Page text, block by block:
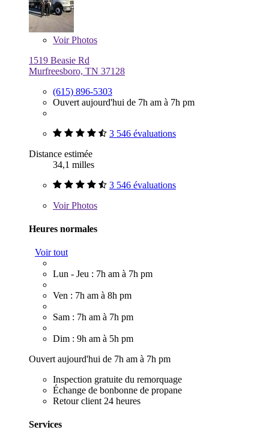
VoirPhotos
1519 Beasie Rd
Murfreesboro, TN 37128
(615) 896-5303
Ouvert aujourd'hui de 7h am à 7h pm
3 546 évaluations
Distance estimée
34,1 milles
3 546 évaluations
VoirPhotos
Heures normales
Voir tout
Lun - Jeu : 7h am à 7h pm
Ven : 7h am à 8h pm
Sam : 7h am à 7h pm
Dim : 9h am à 5h pm
Ouvert aujourd'hui de 7h am à 7h pm
Inspection gratuite du remorquage
Échange de bonbonne de propane
Retour client 24 heures
Services